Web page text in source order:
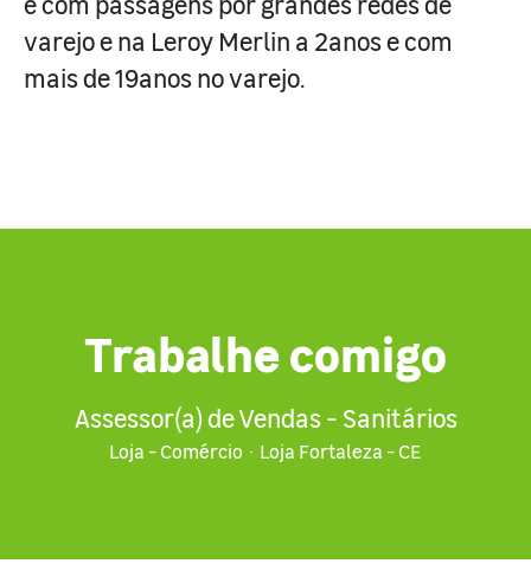
varejo e na Leroy Merlin a 2anos e com
mais de 19anos no varejo.
Trabalhe comigo
Assessor(a) de Vendas - Sanitários
Loja - Comércio · Loja Fortaleza - CE